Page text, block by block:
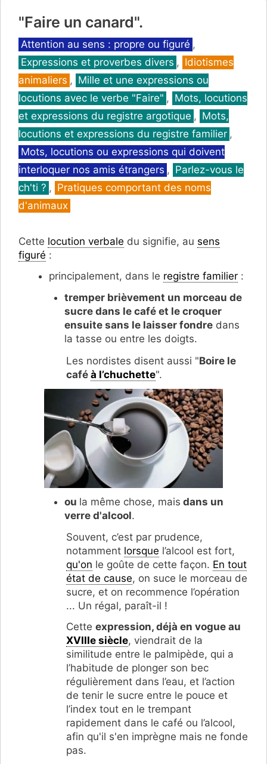
"Faire un canard".
Catégories
Attention au sens : propre ou figuré ,
Expressions et proverbes divers , Idiotismes
animaliers , Mille et une expressions ou
locutions avec le verbe "Faire" , Mots, locutions
et expressions du registre argotique , Mots,
locutions et expressions du registre familier ,
Mots, locutions ou expressions qui doivent
interloquer nos amis étrangers , Parlez-vous le
ch'ti ? , Pratiques comportant des noms
d'animaux
Cette locution verbale du signifie, au sens
figuré :
principalement, dans le registre familier :
tremper brièvement un morceau de
sucre dans le café et le croquer
ensuite sans le laisser fondredans
la tasse ou entre les doigts.
Les nordistes disent aussi "Boire le
café à l’chuchette".
ou la même chose, mais dans un
verre d'alcool.
Souvent, c’est par prudence,
notamment lorsque l’alcool est fort,
qu'on le goûte de cette façon. En tout
état de cause, on suce le morceau de
sucre, et on recommence l’opération
... Un régal, paraît-il !
Cette expression, déjà en vogue au
XVIIIe siècle, viendrait de la
similitude entre le palmipède, qui a
l’habitude de plonger son bec
régulièrement dans l’eau, et l’action
de tenir le sucre entre le pouce et
l’index tout en le trempant
rapidement dans le café ou l’alcool,
afin qu'il s'en imprègne mais ne fonde
pas.